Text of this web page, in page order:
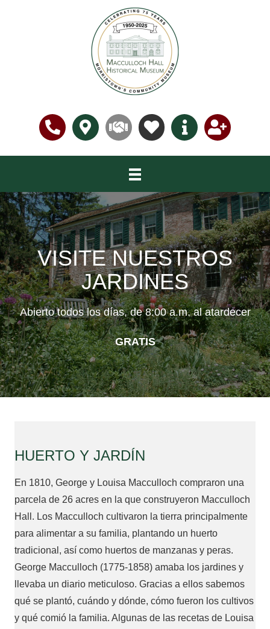
VISITE NUESTROS
JARDINES
Abierto todos los días, de 8:00 a.m. al atardecer
GRATIS
HUERTO Y JARDÍN
En 1810, George y Louisa Macculloch compraron una
parcela de 26 acres en la que construyeron Macculloch
Hall. Los Macculloch cultivaron la tierra principalmente
para alimentar a su familia, plantando un huerto
tradicional, así como huertos de manzanas y peras.
George Macculloch (1775-1858) amaba los jardines y
llevaba un diario meticuloso. Gracias a ellos sabemos
qué se plantó, cuándo y dónde, cómo fueron los cultivos
y qué comió la familia. Algunas de las recetas de Louisa